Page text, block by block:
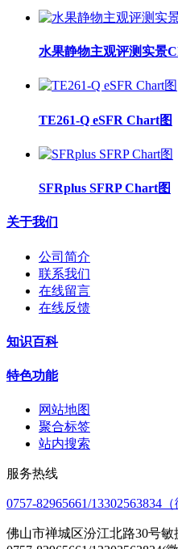
水果静物主观评测实景
TE261-Q eSFR Chart图
SFRplus SFRP Chart图
关于我们
公司简介
联系我们
在线留言
在线反馈
知识百科
特色功能
网站地图
聚合标签
站内搜索
服务热线
0757-82965661/13302563834（
佛山市禅城区汾江北路30号